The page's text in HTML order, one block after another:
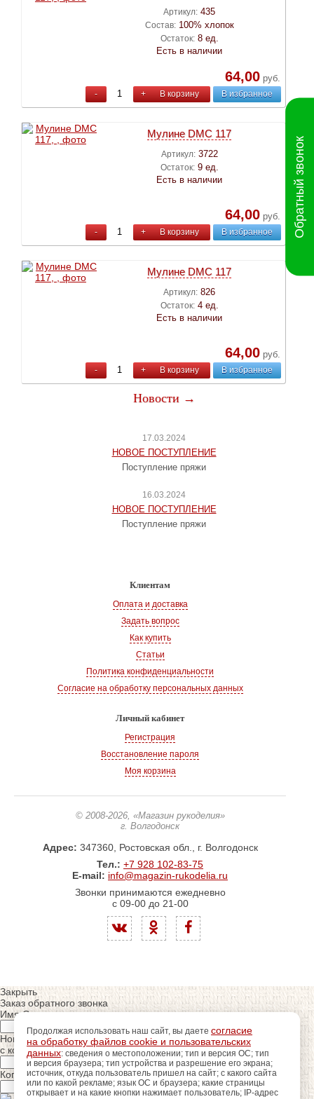
Артикул: 435
Состав: 100% хлопок
Остаток: 8 ед.
Есть в наличии
64,00руб.
- + В корзину В избранное
Мулине DMC 117
Артикул: 3722
Остаток: 9 ед.
Есть в наличии
64,00руб.
- + В корзину В избранное
Мулине DMC 117
Артикул: 826
Остаток: 4 ед.
Есть в наличии
64,00руб.
- + В корзину В избранное
Новости →
17.03.2024
НОВОЕ ПОСТУПЛЕНИЕ
Поступление пряжи
16.03.2024
НОВОЕ ПОСТУПЛЕНИЕ
Поступление пряжи
Клиентам
Оплата и доставка
Задать вопрос
Как купить
Статьи
Политика конфиденциальности
Согласие на обработку персональных данных
Личный кабинет
Регистрация
Восстановление пароля
Моя корзина
© 2008-2026, «Магазин рукоделия»
г. Волгодонск
Адрес: 347360, Ростовская обл., г. Волгодонск
Тел.: +7 928 102-83-75
E-mail: info@magazin-rukodelia.ru
Звонки принимаются ежедневно
с 09-00 до 21-00
Обратный звонок
Продолжая использовать наш сайт, вы даете согласие
на обработку файлов cookie и пользовательских
данных: сведения о местоположении; тип и версия ОС; тип
и версия браузера; тип устройства и разрешение его экрана;
источник, откуда пользователь пришел на сайт; с какого сайта
или по какой рекламе; язык ОС и браузера; какие страницы
открывает и на какие кнопки нажимает пользователь; IP-адрес
Закрыть
Заказ обратного звонка
Имя Отчество:
Номер телефона:
с кодом города
Когда позвонить?